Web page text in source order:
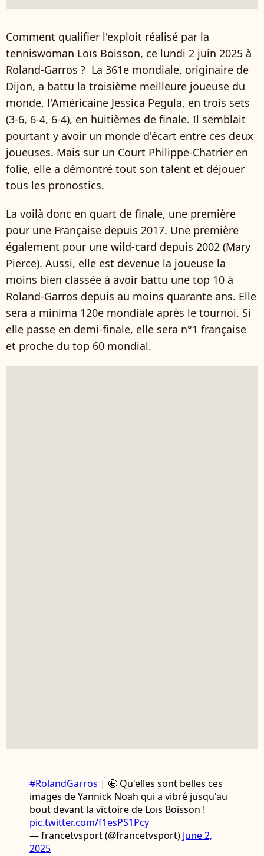
Comment qualifier l'exploit réalisé par la
tenniswoman Loïs Boisson, ce lundi 2 juin 2025 à
Roland-Garros ? La 361e mondiale, originaire de
Dijon, a battu la troisième meilleure joueuse du
monde, l'Américaine Jessica Pegula, en trois sets
(3-6, 6-4, 6-4), en huitièmes de finale. Il semblait
pourtant y avoir un monde d'écart entre ces deux
joueuses. Mais sur un Court Philippe-Chatrier en
folie, elle a démontré tout son talent et déjouer
tous les pronostics.
La voilà donc en quart de finale, une première
pour une Française depuis 2017. Une première
également pour une wild-card depuis 2002 (Mary
Pierce). Aussi, elle est devenue la joueuse la
moins bien classée à avoir battu une top 10 à
Roland-Garros depuis au moins quarante ans. Elle
sera a minima 120e mondiale après le tournoi. Si
elle passe en demi-finale, elle sera n°1 française
et proche du top 60 mondial.
#RolandGarros | 🤩 Qu'elles sont belles ces
images de Yannick Noah qui a vibré jusqu'au
bout devant la victoire de Loïs Boisson !
pic.twitter.com/f1esPS1Pcy
— francetvsport (@francetvsport) June 2,
2025